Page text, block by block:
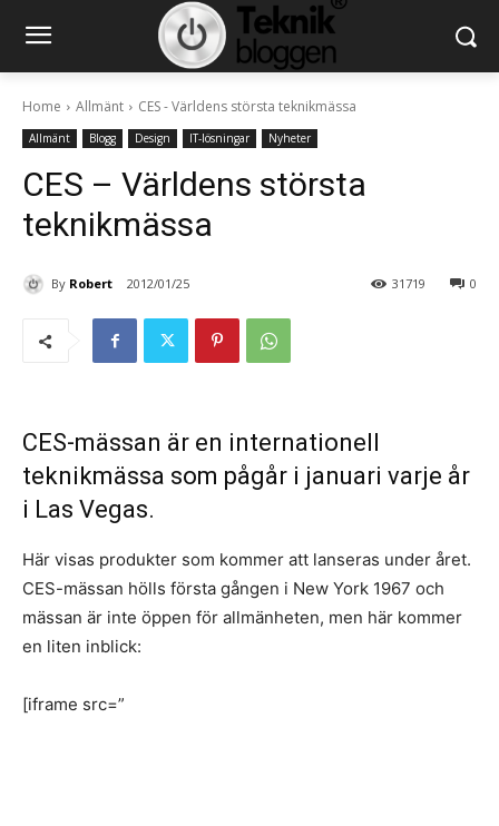
Home Allmänt CES - Världens största teknikmässa
Allmänt Blogg Design IT-lösningar Nyheter
CES – Världens största
teknikmässa
By Robert 2012/01/25 0
31719
CES-mässan är en internationell
teknikmässa som pågår i januari varje år
i Las Vegas.
Här visas produkter som kommer att lanseras under året.
CES-mässan hölls första gången i New York 1967 och
mässan är inte öppen för allmänheten, men här kommer
en liten inblick:
[iframe src=”